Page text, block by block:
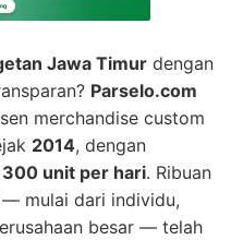
Jawa Timur dengan
Parselo.com
merchandise custom
2014, dengan
300 unit per hari. Ribuan
mulai dari individu,
besar — telah